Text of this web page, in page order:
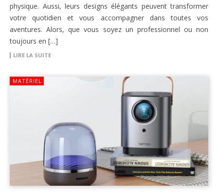
physique. Aussi, leurs designs élégants peuvent transformer
votre quotidien et vous accompagner dans toutes vos
aventures. Alors, que vous soyez un professionnel ou non
toujours en […]
LIRE LA SUITE
MATÉRIEL